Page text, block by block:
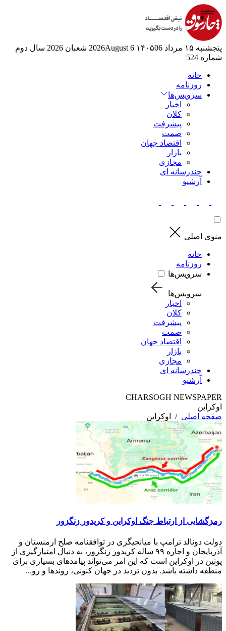
پنجشنبه ۱۵ مرداد ۱۴۰۵ 06 2026August 6 شعبان 2026
سال دوم
شماره 524
خانه
روزنامه
سرویس‌ها
اخبار
کلان
پیشرفت
صمت
اقتصاد جهان
بازار
مجازی
چندرسانه ای
آرشیو
منوی اصلی
خانه
روزنامه
سرویس‌ها
سرویس‌ها
اخبار
کلان
پیشرفت
صمت
اقتصاد جهان
بازار
مجازی
چندرسانه ای
آرشیو
CHARSOGH NEWSPAPER
اوکراین
صفحه اصلی / اوکراین
رمزگشایی از ارتباط جنگ اوکراین و کریدور زنگزور
دولت دونالد ترامپ با میانجیگری در توافقنامه صلح ارمنستان و
آذربایجان و اجاره ۹۹ ساله کریدور زنگزور، به دنبال امتیازگیری از
پوتین در اوکراین است که این امر می‌تواند پیامدهای بسیاری برای
منطقه داشته باشد. بدون تردید در جهان کنونی، روندها و رو...